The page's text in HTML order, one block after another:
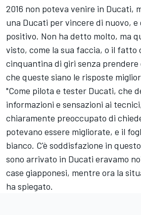
2016 non poteva venire in Ducati,
una Ducati per vincere di nuovo,
positivo. Non ha detto molto, ma
visto, come la sua faccia, o il fatto
cinquantina di giri senza prendere
che queste siano le risposte
"Come pilota e tester Ducati, che
informazioni e sensazioni ai
chiaramente preoccupato di
potevano essere migliorate, e il
bianco. C'è soddisfazione in
sono arrivato in Ducati eravamo
case giapponesi, mentre ora la
ha spiegato.